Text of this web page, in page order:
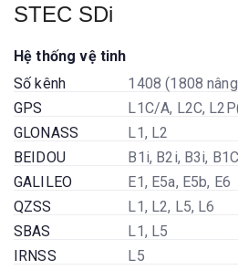
STEC SDi
Hệ thống vệ tinh
Số kênh
1408 (1808
GPS
L1C/A, L2C,
GLONASS
L1, L2
BEIDOU
B1i, B2i, B3i,
GALILEO
E1, E5a, E5b, E6
QZSS
L1, L2, L5, L6
SBAS
L1, L5
IRNSS
L5